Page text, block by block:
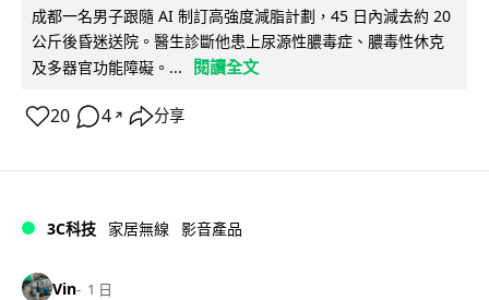
成都一名男子跟隨 AI 制訂高強度減脂計劃，45 日內減去約 20
公斤後昏迷送院。醫生診斷他患上尿源性膿毒症、膿毒性休克
及多器官功能障礙。...
閱讀全文
20 4 ↗ 分享
3C科技 家居無線 影音產品
Vin 1 日